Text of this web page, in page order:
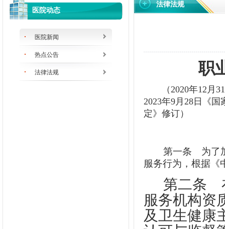
医院动态
医院新闻
热点公告
法律法规
法律法规
职
（2020年12月
2023年9月28日《
定》修订）
第一条 为了
服务行为，根据《
第二条
服务机构资
及卫生健康